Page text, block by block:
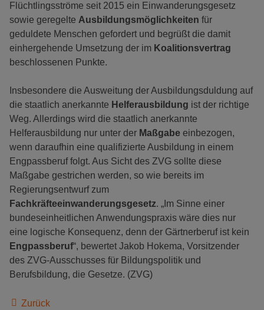
Flüchtlingsströme seit 2015 ein Einwanderungsgesetz
sowie geregelte Ausbildungsmöglichkeiten für
geduldete Menschen gefordert und begrüßt die damit
einhergehende Umsetzung der im Koalitionsvertrag
beschlossenen Punkte.
Insbesondere die Ausweitung der Ausbildungsduldung auf
die staatlich anerkannte Helferausbildung ist der richtige
Weg. Allerdings wird die staatlich anerkannte
Helferausbildung nur unter der Maßgabe einbezogen,
wenn daraufhin eine qualifizierte Ausbildung in einem
Engpassberuf folgt. Aus Sicht des ZVG sollte diese
Maßgabe gestrichen werden, so wie bereits im
Regierungsentwurf zum
Fachkräfteeinwanderungsgesetz. „Im Sinne einer
bundeseinheitlichen Anwendungspraxis wäre dies nur
eine logische Konsequenz, denn der Gärtnerberuf ist kein
Engpassberuf“, bewertet Jakob Hokema, Vorsitzender
des ZVG-Ausschusses für Bildungspolitik und
Berufsbildung, die Gesetze. (ZVG)
Zurück